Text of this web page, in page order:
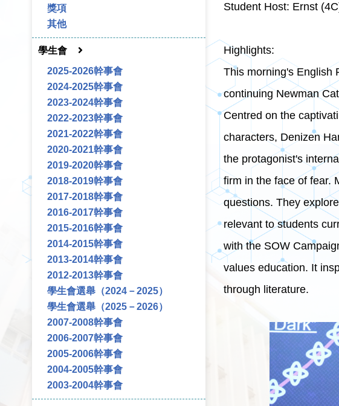
獎項
其他
學生會
2025-2026幹事會
2024-2025幹事會
2023-2024幹事會
2022-2023幹事會
2021-2022幹事會
2020-2021幹事會
2019-2020幹事會
2018-2019幹事會
2017-2018幹事會
2016-2017幹事會
2015-2016幹事會
2014-2015幹事會
2013-2014幹事會
2012-2013幹事會
學生會選舉（2024－2025）
學生會選舉（2025－2026）
2007-2008幹事會
2006-2007幹事會
2005-2006幹事會
2004-2005幹事會
2003-2004幹事會
Student Host: Ernst
Highlights:
This morning's English
continuing Newman
Centred on the
characters, Denizen
the protagonist's
firm in the face of fear.
questions. They
relevant to students
with the SOW
values education. It
through literature.